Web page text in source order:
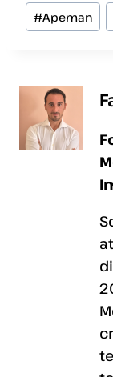
Tag
articolo:
#Apeman